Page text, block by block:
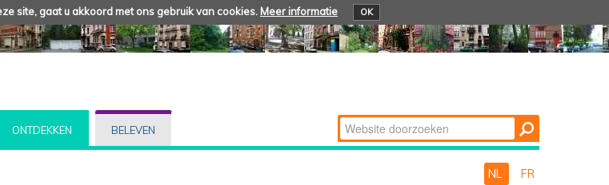
site, gaat u akkoord met ons gebruik van cookies. Meer informatie OK
ONTDEKKEN BELEVEN Zoek
Geavanceerd
NL FR